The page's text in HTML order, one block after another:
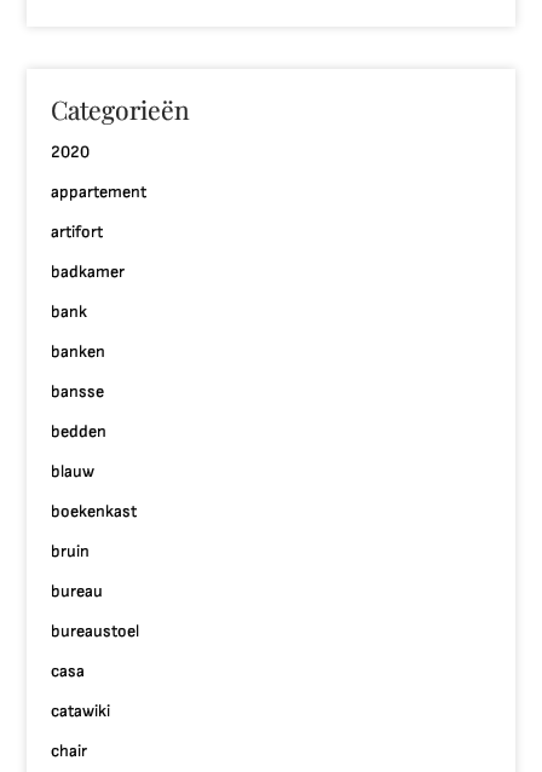
Categorieën
2020
appartement
artifort
badkamer
bank
banken
bansse
bedden
blauw
boekenkast
bruin
bureau
bureaustoel
casa
catawiki
chair